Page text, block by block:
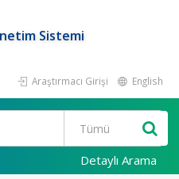
Sistemi
Araştırmacı Girişi English
Detaylı Arama